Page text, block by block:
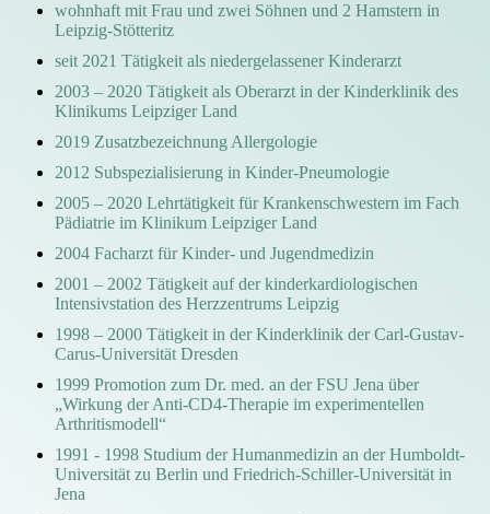
wohnhaft mit Frau und zwei Söhnen und 2 Hamstern in
Leipzig-Stötteritz
seit 2021 Tätigkeit als niedergelassener Kinderarzt
2003 – 2020 Tätigkeit als Oberarzt in der Kinderklinik des
Klinikums Leipziger Land
2019 Zusatzbezeichnung Allergologie
2012 Subspezialisierung in Kinder-Pneumologie
2005 – 2020 Lehrtätigkeit für Krankenschwestern im Fach
Pädiatrie im Klinikum Leipziger Land
2004 Facharzt für Kinder- und Jugendmedizin
2001 – 2002 Tätigkeit auf der kinderkardiologischen
Intensivstation des Herzzentrums Leipzig
1998 – 2000 Tätigkeit in der Kinderklinik der Carl-Gustav-
Carus-Universität Dresden
1999 Promotion zum Dr. med. an der FSU Jena über
„Wirkung der Anti-CD4-Therapie im experimentellen
Arthritismodell“
1991 - 1998 Studium der Humanmedizin an der Humboldt-
Universität zu Berlin und Friedrich-Schiller-Universität in
Jena